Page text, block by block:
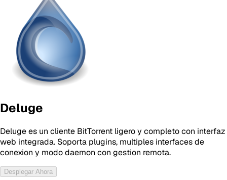
Deluge
Deluge es un cliente BitTorrent ligero y completo con interfaz
web integrada. Soporta plugins, multiples interfaces de
conexion y modo daemon con gestion remota.
Desplegar Ahora